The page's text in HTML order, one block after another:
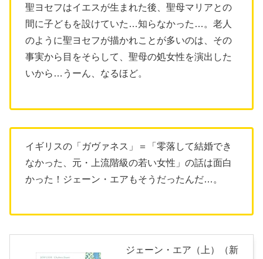
聖ヨセフはイエスが生まれた後、聖母マリアとの
間に子どもを設けていた…知らなかった…。老人
のように聖ヨセフが描かれことが多いのは、その
事実から目をそらして、聖母の処女性を演出した
いから…うーん、なるほど。
イギリスの「ガヴァネス」＝「零落して結婚でき
なかった、元・上流階級の若い女性」の話は面白
かった！ジェーン・エアもそうだったんだ…。
ジェーン・エア（上）（新